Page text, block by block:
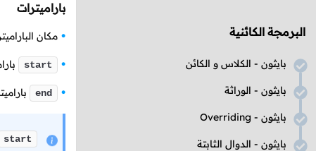
البرمجة الكائنية
بايثون - الكلاس و الكائن
بايثون - الوراثة
بايثون - Overriding
بايثون - الدوال الثابتة
باراميترات
مكان
start
end
start